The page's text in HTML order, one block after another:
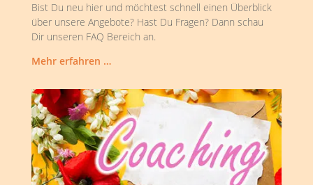
Bist Du neu hier und möchtest schnell einen Überblick
über unsere Angebote? Hast Du Fragen? Dann schau
Dir unseren FAQ Bereich an.
Mehr erfahren …